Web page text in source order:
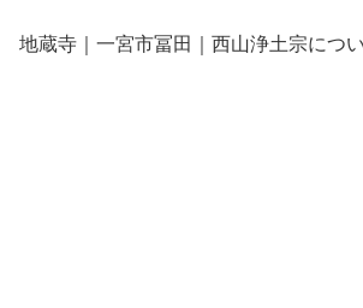
地蔵寺｜一宮市冨田｜西山浄土宗につい